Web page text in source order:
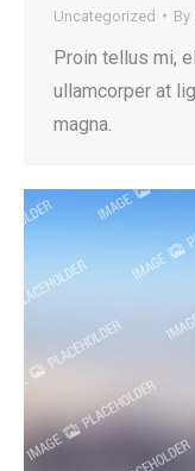
Uncategorized By
Proin tellus mi,
ullamcorper at
magna.